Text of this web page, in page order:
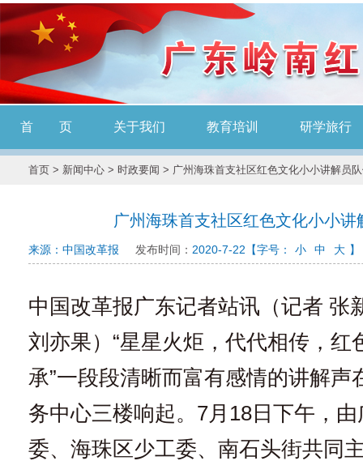
首 页 关于我们 教育培训 研学旅行
首页 > 新闻中心 > 时政要闻 > 广州海珠首支社区红色文化小小讲解员
广州海珠首支社区红色文化小小讲
来源：中国改革报 发布时间： 2020-7-22 【字号： 小 中 大 】
中国改革报广东记者站讯（记者 张
刘亦果）“星星火炬，代代相传，红
承”一段段清晰而富有感情的讲解声
务中心三楼响起。7月18日下午，
委、海珠区少工委、南石头街共同